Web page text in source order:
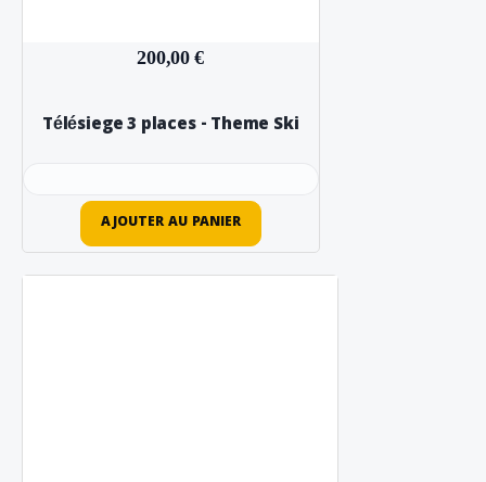
200,00 €
Télésiege 3 places - Theme Ski
AJOUTER AU PANIER